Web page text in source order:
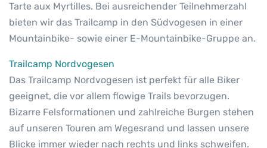
Tarte aux Myrtilles. Bei ausreichender Teilnehmerzahl
bieten wir das Trailcamp in den Südvogesen in einer
Mountainbike- sowie einer E-Mountainbike-Gruppe an.
Trailcamp Nordvogesen
Das Trailcamp Nordvogesen ist perfekt für alle Biker
geeignet, die vor allem flowige Trails bevorzugen.
Bizarre Felsformationen und zahlreiche Burgen stehen
auf unseren Touren am Wegesrand und lassen unsere
Blicke immer wieder nach rechts und links schweifen.